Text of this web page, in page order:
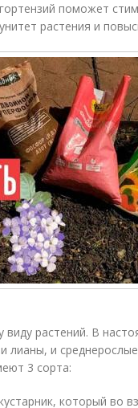
поможет
растения и
растений. В
лианы, и
3 сорта:
который во